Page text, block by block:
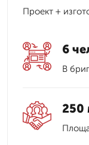
Проект +
6
В
250